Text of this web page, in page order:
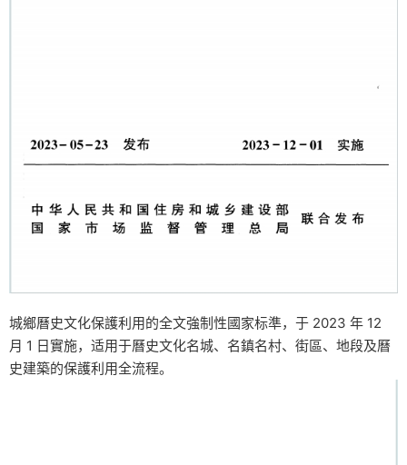
城鄉曆史文化保護利用的全文強制性國家标準，于 2023 年 12
月 1 日實施，适用于曆史文化名城、名鎮名村、街區、地段及曆
史建築的保護利用全流程。